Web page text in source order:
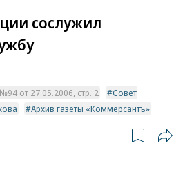
сослужил
от 27.05.2006, стр. 2
Совет
Архив газеты «Коммерсантъ»